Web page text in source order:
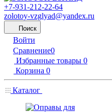
+7-931-212-22-64
zolotoy-vzglyad@yandex.ru
Поиск
Войти
Сравнение0
Избранные товары 0
Корзина 0
Каталог